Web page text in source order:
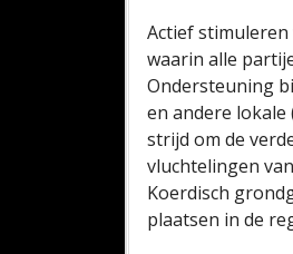
Actief
waarin alle
Ondersteuning
en andere
strijd om de
vluchtelingen
Koerdisch
plaatsen in de